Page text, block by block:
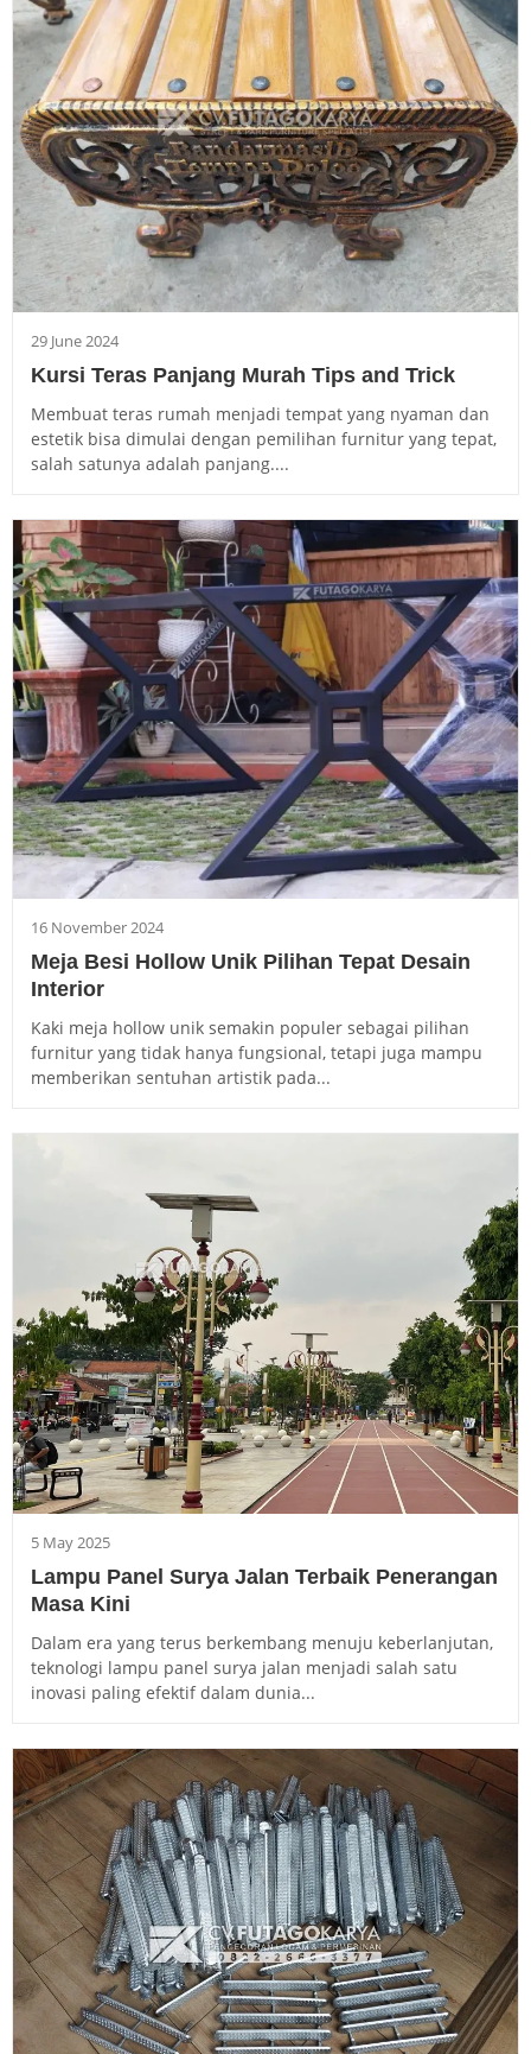
29 June 2024
Kursi Teras Panjang Murah Tips and Trick
Membuat teras rumah menjadi tempat yang nyaman dan
estetik bisa dimulai dengan pemilihan furnitur yang tepat,
salah satunya adalah panjang....
16 November 2024
Meja Besi Hollow Unik Pilihan Tepat Desain
Interior
Kaki meja hollow unik semakin populer sebagai pilihan
furnitur yang tidak hanya fungsional, tetapi juga mampu
memberikan sentuhan artistik pada...
5 May 2025
Lampu Panel Surya Jalan Terbaik Penerangan
Masa Kini
Dalam era yang terus berkembang menuju keberlanjutan,
teknologi lampu panel surya jalan menjadi salah satu
inovasi paling efektif dalam dunia...